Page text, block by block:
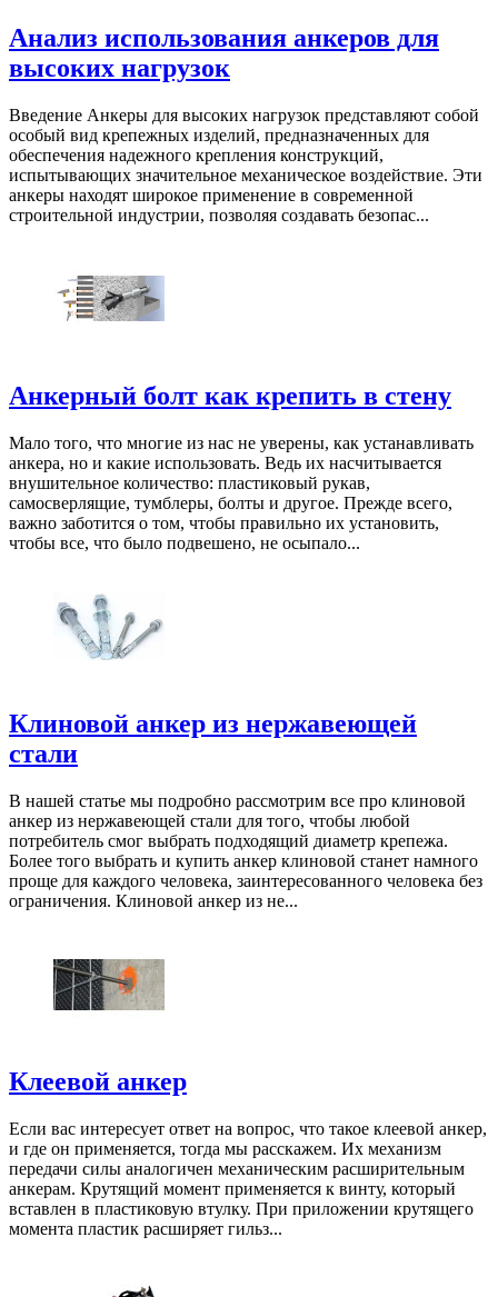
Анализ использования анкеров для
высоких нагрузок
Введение Анкеры для высоких нагрузок представляют собой
особый вид крепежных изделий, предназначенных для
обеспечения надежного крепления конструкций,
испытывающих значительное механическое воздействие. Эти
анкеры находят широкое применение в современной
строительной индустрии, позволяя создавать безопас...
Анкерный болт как крепить в стену
Мало того, что многие из нас не уверены, как устанавливать
анкера, но и какие использовать. Ведь их насчитывается
внушительное количество: пластиковый рукав,
самосверлящие, тумблеры, болты и другое. Прежде всего,
важно заботится о том, чтобы правильно их установить,
чтобы все, что было подвешено, не осыпало...
Клиновой анкер из нержавеющей
стали
В нашей статье мы подробно рассмотрим все про клиновой
анкер из нержавеющей стали для того, чтобы любой
потребитель смог выбрать подходящий диаметр крепежа.
Более того выбрать и купить анкер клиновой станет намного
проще для каждого человека, заинтересованного человека без
ограничения. Клиновой анкер из не...
Клеевой анкер
Если вас интересует ответ на вопрос, что такое клеевой анкер,
и где он применяется, тогда мы расскажем. Их механизм
передачи силы аналогичен механическим расширительным
анкерам. Крутящий момент применяется к винту, который
вставлен в пластиковую втулку. При приложении крутящего
момента пластик расширяет гильз...